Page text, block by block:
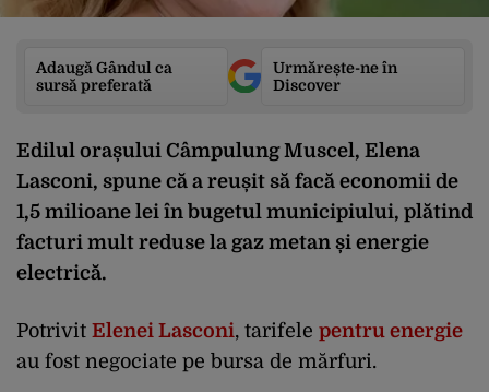
Adaugă Gândul ca
sursă preferată
Urmărește-ne în
Discover
Edilul orașului Câmpulung Muscel, Elena
Lasconi, spune că a reușit să facă economii de
1,5 milioane lei în bugetul municipiului, plătind
facturi mult reduse la gaz metan și energie
electrică.
Potrivit Elenei Lasconi, tarifele pentru energie
au fost negociate pe bursa de mărfuri.